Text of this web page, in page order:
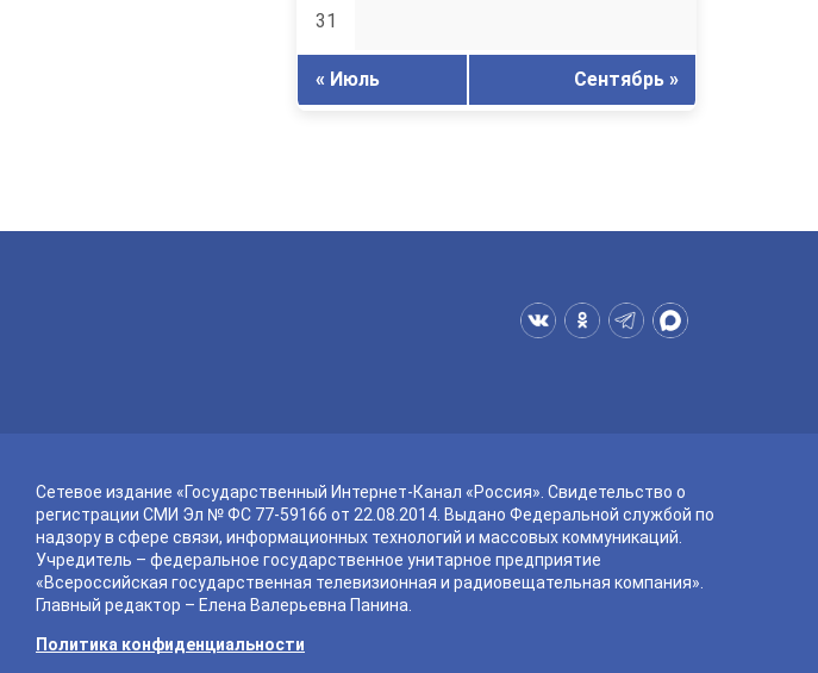
31
« Июль Сентябрь »
Сетевое издание «Государственный Интернет-Канал «Россия». Свидетельство о
регистрации СМИ Эл № ФС 77-59166 от 22.08.2014. Выдано Федеральной службой по
надзору в сфере связи, информационных технологий и массовых коммуникаций.
Учредитель – федеральное государственное унитарное предприятие
«Всероссийская государственная телевизионная и радиовещательная компания».
Главный редактор – Елена Валерьевна Панина.
Политика конфиденциальности